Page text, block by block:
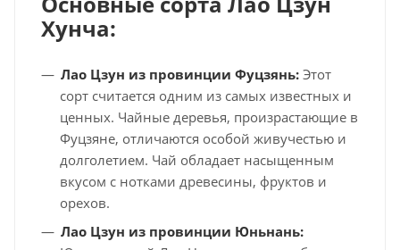
Хунча:
Лао Цзун из провинции Фуцзянь: Этот
сорт считается одним из самых известных и
ценных. Чайные деревья, произрастающие в
Фуцзяне, отличаются особой живучестью и
долголетием. Чай обладает насыщенным
вкусом с нотками древесины, фруктов и
орехов.
Лао Цзун из провинции Юньнань: